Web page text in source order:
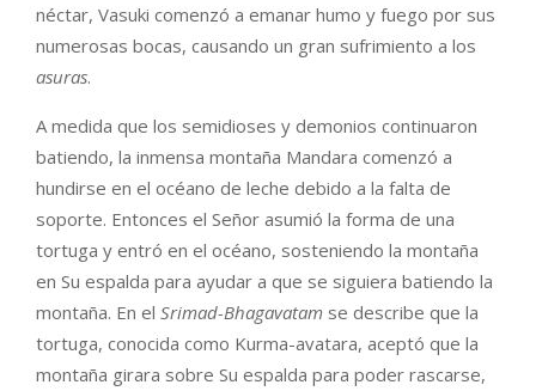
néctar, Vasuki comenzó a emanar humo y fuego por sus
numerosas bocas, causando un gran sufrimiento a los
asuras.
A medida que los semidioses y demonios continuaron
batiendo, la inmensa montaña Mandara comenzó a
hundirse en el océano de leche debido a la falta de
soporte. Entonces el Señor asumió la forma de una
tortuga y entró en el océano, sosteniendo la montaña
en Su espalda para ayudar a que se siguiera batiendo la
montaña. En el Srimad-Bhagavatam se describe que la
tortuga, conocida como Kurma-avatara, aceptó que la
montaña girara sobre Su espalda para poder rascarse,